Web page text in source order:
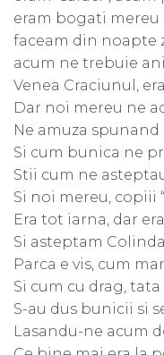
eram bogati
faceam din noapte
acum ne trebuie
Venea Craciunul,
Dar noi mereu ne
Ne amuza
Si cum bunica ne
Stii cum ne
Si noi mereu, copiii
Era tot iarna, dar
Si asteptam
Parca e vis, cum
Si cum cu drag,
S-au dus bunicii si
Lasandu-ne acum